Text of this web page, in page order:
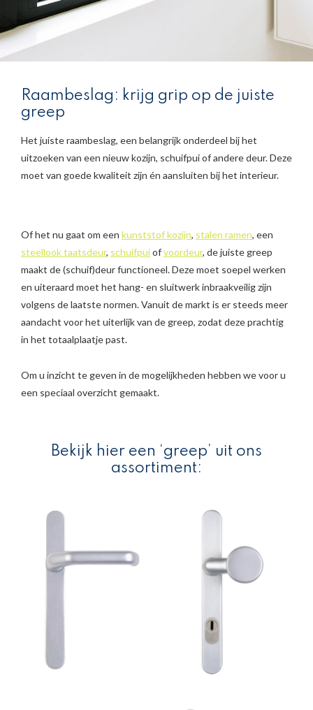
Raambeslag: krijg grip op de juiste
greep
Het juiste raambeslag, een belangrijk onderdeel bij het
uitzoeken van een nieuw kozijn, schuifpui of andere deur. Deze
moet van goede kwaliteit zijn én aansluiten bij het interieur.
Of het nu gaat om een kunststof kozijn, stalen ramen, een
steellook taatsdeur, schuifpuiofvoordeur, de juiste greep
maakt de (schuif)deur functioneel. Deze moet soepel werken
en uiteraard moet het hang- en sluitwerk inbraakveilig zijn
volgens de laatste normen. Vanuit de markt is er steeds meer
aandacht voor het uiterlijk van de greep, zodat deze prachtig
in het totaalplaatje past.
Om u inzicht te geven in de mogelijkheden hebben we voor u
een speciaal overzicht gemaakt.
Bekijk hier een ‘greep’ uit ons
assortiment: